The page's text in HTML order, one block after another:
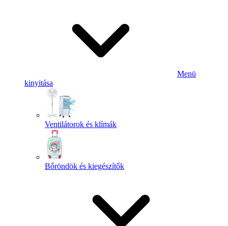
Menü
kinyitása
Ventilátorok és klímák
Bőröndök és kiegészítők